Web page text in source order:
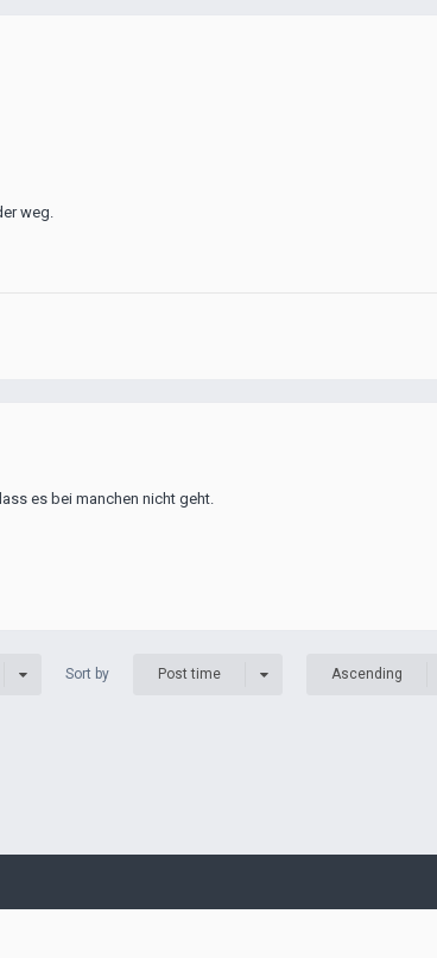
weg.
es bei manchen nicht geht.
Sort by Post time Ascending